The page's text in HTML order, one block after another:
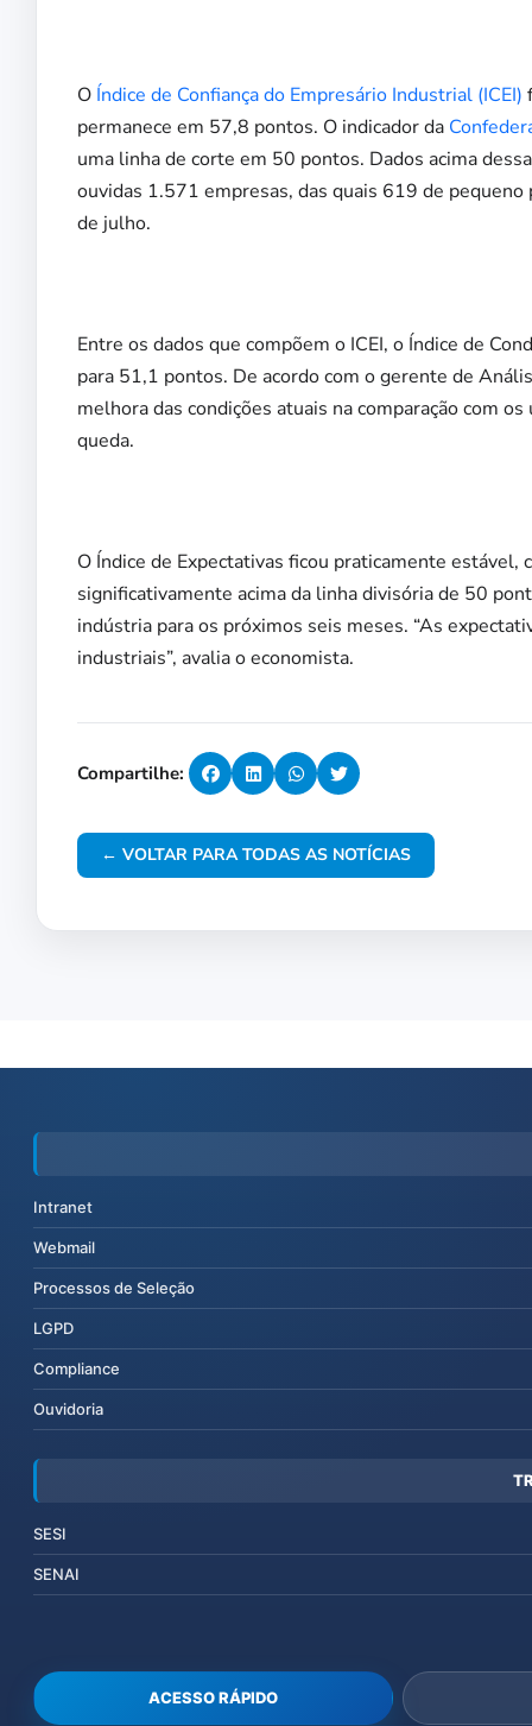
O Índice de Confiança do Empresário Industrial (ICEI)
permanece em 57,8 pontos. O indicador da
uma linha de corte em 50 pontos. Dados acima
ouvidas 1.571 empresas, das quais 619 de
de julho.
Entre os dados que compõem o ICEI, o Índice de
para 51,1 pontos. De acordo com o gerente de
melhora das condições atuais na comparação com
queda.
O Índice de Expectativas ficou praticamente
significativamente acima da linha divisória de 50
indústria para os próximos seis meses. “As
industriais”, avalia o economista.
Compartilhe:
← VOLTAR PARA TODAS AS NOTÍCIAS
Intranet
Webmail
Processos de Seleção
LGPD
Compliance
Ouvidoria
SESI
SENAI
ACESSO RÁPIDO